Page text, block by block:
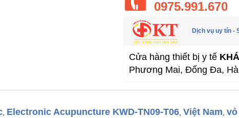
0975.991.670
Dịch vụ uy tín -
Cửa hàng thiết bị y tế
Phương Mai, Đống Đa,
, Electronic Acupuncture KWD-TN09-T06, Việt Nam, vỏ